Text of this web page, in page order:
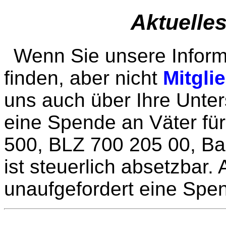
Wenn Sie unsere
finden, aber nicht
uns auch über Ihre
eine Spende an Väter
500, BLZ 700 205 00,
ist steuerlich absetzbar.
unaufgefordert eine